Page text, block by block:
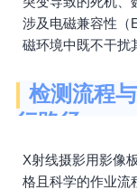
涉及电磁兼容性（
磁环境中既不干扰
检测流程
行路径
X射线摄影用影像
格且科学的作业流